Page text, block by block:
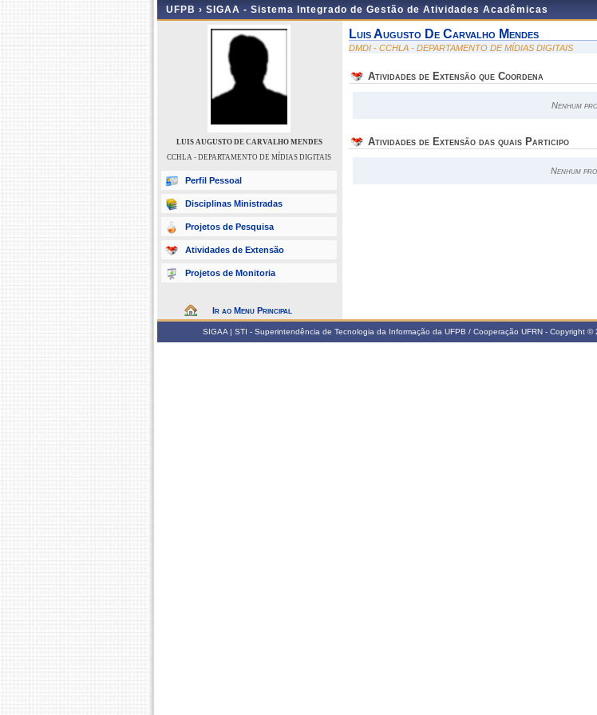
UFPB › SIGAA - Sistema Integrado de Gestão de Atividades Acadêmicas
LUIS AUGUSTO DE CARVALHO MENDES
CCHLA - DEPARTAMENTO DE MÍDIAS DIGITAIS
Perfil Pessoal
Disciplinas Ministradas
Projetos de Pesquisa
Atividades de Extensão
Projetos de Monitoria
Ir ao Menu Principal
Luis Augusto De Carvalho Mendes
DMDI - CCHLA - DEPARTAMENTO DE MÍDIAS DIGITAIS
Atividades de Extensão que Coordena
Nenhum
Atividades de Extensão das quais Participo
Nenhum
SIGAA | STI - Superintendência de Tecnologia da Informação da UFPB / Cooperação UFRN - Copyright